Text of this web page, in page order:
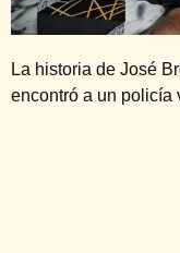
La historia de José
encontró a un policía